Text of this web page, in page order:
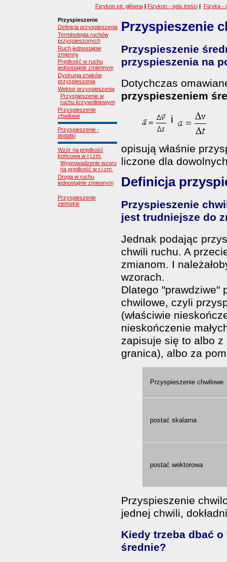
Fizykon str. główna| Fizykon - spis treści | Fizyka -
Przyspieszenie
Definicja przyspieszenia
Terminologia ruchów
przyspieszonych
Ruch jednostajnie
zmienny
Prędkość w ruchu
jednostajnie zmiennym
Dyskusja znaków
przyspieszenia
Wektor przyspieszenia
Przyspieszenie w
ruchu krzywoliniowym
Przyspieszenie
chwilowe
Przyspieszenie -
dodatki
Wzór na prędkość
końcową w r.j.zm.
Wyprowadzenie wzoru
na prędkość w r.j.zm.
Droga w ruchu
jednostajnie zmiennym
Przyspieszenie
ziemskie
Przyspieszenie
Przyspieszenie
przyspieszenia na
Dotychczas
przyspieszeniem
i
opisują właśnie
liczone dla
Definicja
Przyspieszenie
jest trudniejsze do
Jednak podając
chwili ruchu. A
zmianom. I
wzorach.
Dlatego "prawdziwe"
chwilowe, czyli
(właściwie
nieskończenie
zapisuje się to albo z
granica), albo za
Przyspieszenie chwilowe
postać skalarna
postać wektorowa
Przyspieszenie
jednej chwili,
Kiedy trzeba dbać
średnie?